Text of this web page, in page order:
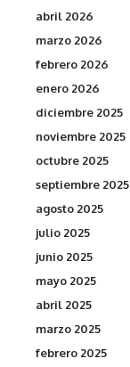
abril 2026
marzo 2026
febrero 2026
enero 2026
diciembre 2025
noviembre 2025
octubre 2025
septiembre 2025
agosto 2025
julio 2025
junio 2025
mayo 2025
abril 2025
marzo 2025
febrero 2025